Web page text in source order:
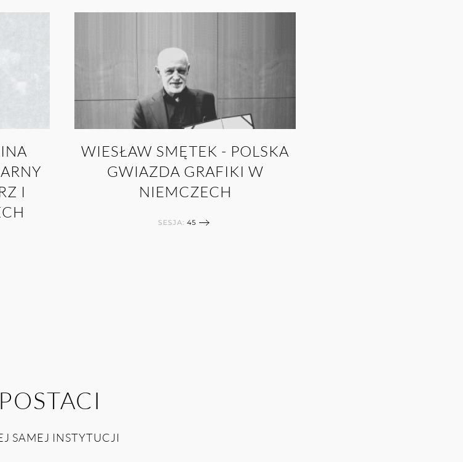
I
WIESŁAW SMĘTEK - POLSKA
GWIAZDA GRAFIKI W
NIEMCZECH
SESJA: 45
POSTACI
SAMEJ INSTYTUCJI